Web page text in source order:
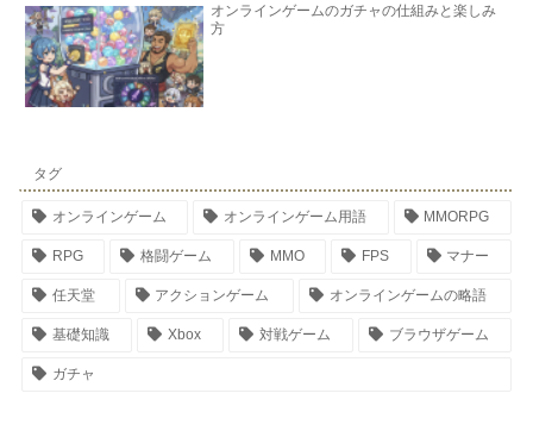
オンラインゲームのガチャの仕組みと楽しみ
方
タグ
オンラインゲーム オンラインゲーム用語 MMORPG
RPG 格闘ゲーム MMO FPS マナー
任天堂 アクションゲーム オンラインゲームの略語
基礎知識 Xbox 対戦ゲーム ブラウザゲーム
ガチャ